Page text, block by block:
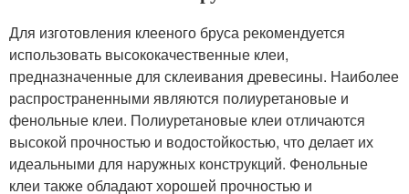
Для изготовления клееного бруса рекомендуется
использовать высококачественные клеи,
предназначенные для склеивания древесины. Наиболее
распространенными являются полиуретановые и
фенольные клеи. Полиуретановые клеи отличаются
высокой прочностью и водостойкостью, что делает их
идеальными для наружных конструкций. Фенольные
клеи также обладают хорошей прочностью и